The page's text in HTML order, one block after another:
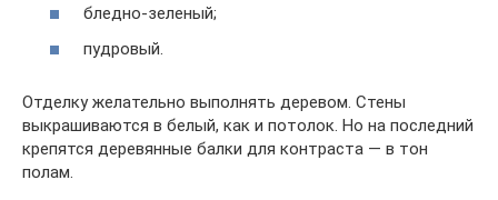
бледно-зеленый;
пудровый.
Отделку желательно выполнять деревом. Стены
выкрашиваются в белый, как и потолок. Но на последний
крепятся деревянные балки для контраста — в тон
полам.